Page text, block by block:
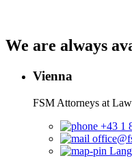
We are always
Vienna
FSM Attorneys at Law
+43 1